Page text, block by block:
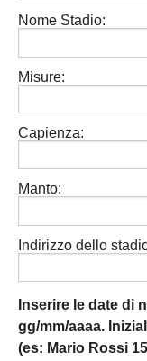
Nome Stadio:
Misure:
Capienza:
Manto:
Indirizzo dello
Inserire le date di
gg/mm/aaaa.
(es: Mario Rossi